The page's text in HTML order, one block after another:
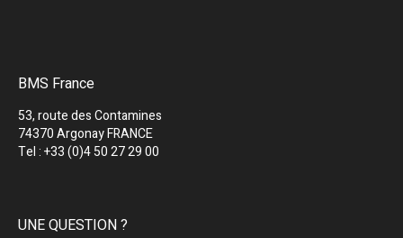
BMS France
53, route des Contamines
74370 Argonay FRANCE
Tel : +33 (0)4 50 27 29 00
UNE QUESTION ?